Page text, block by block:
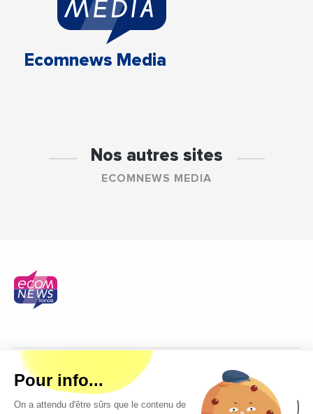
Ecomnews Media
Nos autres sites
ECOMNEWS MEDIA